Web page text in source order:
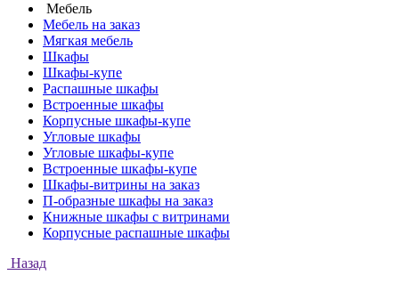
Мебель
Мебель на заказ
Мягкая мебель
Шкафы
Шкафы-купе
Распашные шкафы
Встроенные шкафы
Корпусные шкафы-купе
Угловые шкафы
Угловые шкафы-купе
Встроенные шкафы-купе
Шкафы-витрины на заказ
П-образные шкафы на заказ
Книжные шкафы с витринами
Корпусные распашные шкафы
Назад